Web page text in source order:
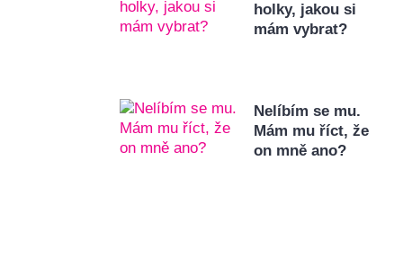
holky, jakou si
mám vybrat?
Nelíbím se mu.
Mám mu říct, že
on mně ano?